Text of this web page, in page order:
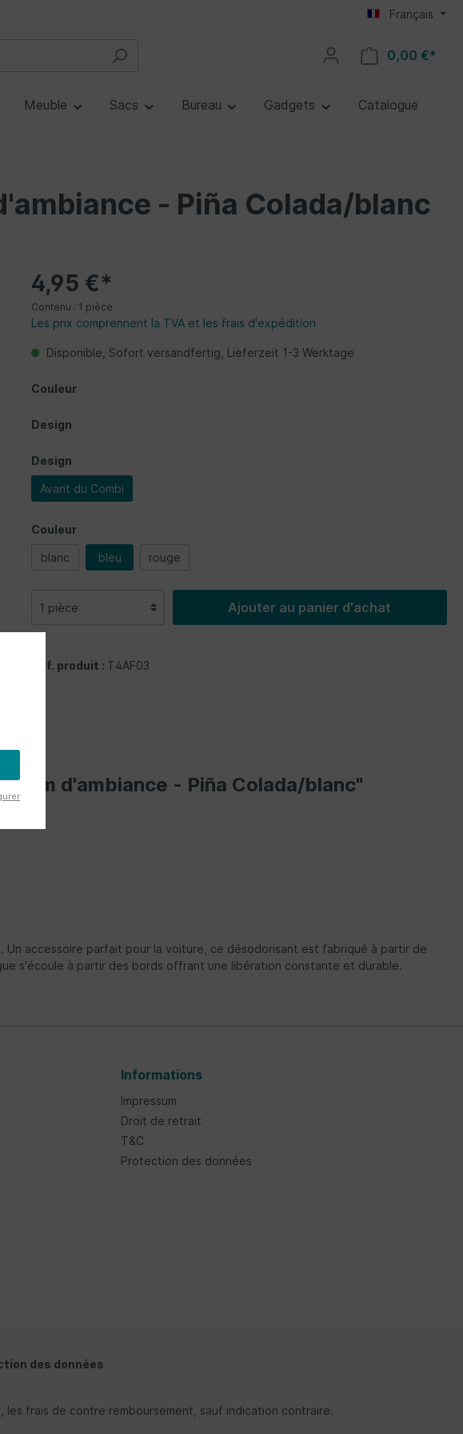
Français
0,00 €*
Meuble Sacs Bureau Gadgets Catalogue
- Piña Colada/blanc
4,95 €*
Contenu : 1 pièce
Les prix comprennent la TVA et les frais d'expédition
Disponible, Sofort versandfertig, Lieferzeit 1-3 Werktage
Couleur
Design
Design
Avant du Combi
Couleur
blanc bleu rouge
Ajouter au panier d'achat
Réf. produit : T4AF03
d'ambiance - Piña Colada/blanc"
Un accessoire parfait pour la voiture, ce désodorisant est fabriqué à partir de
s'écoule à partir des bords offrant une libération constante et durable.
Informations
Impressum
Droit de retrait
T&C
Protection des données
des données
frais de contre remboursement, sauf indication contraire.